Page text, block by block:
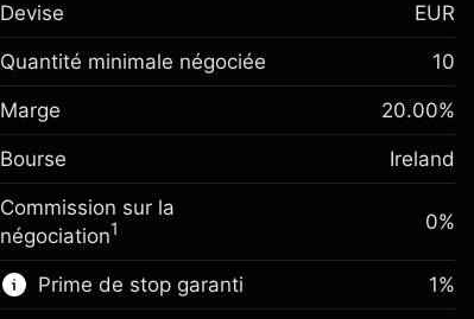
Marge. Votre
investissement
€1,000.00
Ajustement des fonds de
Frais sur la valeur totale de la
position
-0.017307
(-€0.87)
Taille de la position avec effet de levier
~€5,000.00
Valeur nominale avec effet de levier
~€4,000.00
€1,000.00
Ajustement des fonds de
Frais sur la valeur totale de la
position
(-€0.25)
Taille de la position avec effet de levier
~€5,000.00
Devise EUR
Quantité minimale négociée 10
Marge 20.00%
Bourse Ireland
Commission sur la
négociation1 0%
Prime de stop garanti 1%